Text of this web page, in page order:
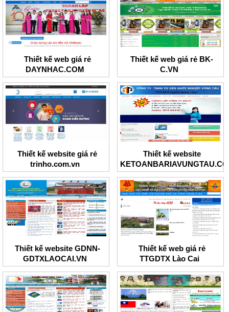
Thiết kế web giá rẻ
DAYNHAC.COM
Thiết kế web giá rẻ BK-
C.VN
Thiết kế website giá rẻ
trinho.com.vn
Thiết kế website
Thiết kế website GDNN-
GDTXLAOCAI.VN
Thiết kế web giá rẻ
TTGDTX Lào Cai